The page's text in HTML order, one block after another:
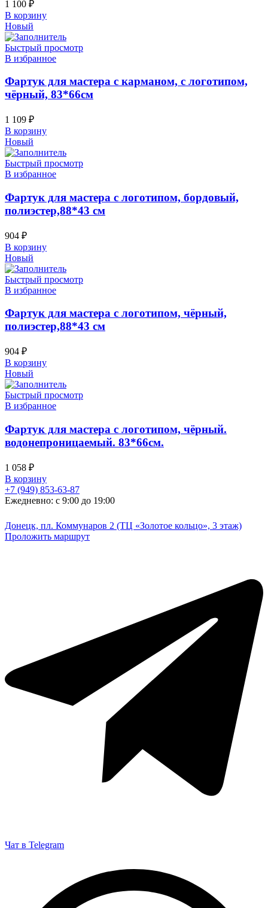
1 100 ₽
В корзину
Новый
Быстрый просмотр
В избранное
Фартук для мастера с карманом, с логотипом,
чёрный, 83*66см
1 109 ₽
В корзину
Новый
Быстрый просмотр
В избранное
Фартук для мастера с логотипом, бордовый,
полиэстер,88*43 см
904 ₽
В корзину
Новый
Быстрый просмотр
В избранное
Фартук для мастера с логотипом, чёрный,
полиэстер,88*43 см
904 ₽
В корзину
Новый
Быстрый просмотр
В избранное
Фартук для мастера с логотипом, чёрный.
водонепроницаемый. 83*66см.
1 058 ₽
В корзину
+7 (949) 853-63-87
Ежедневно: с 9:00 до 19:00
Донецк, пл. Коммунаров 2 (ТЦ «Золотое кольцо», 3 этаж)
Проложить маршрут
Чат в Telegram